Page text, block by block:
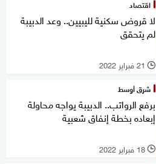
اقتصاد
لا قروض سكنية لليبيين.. وعد الدبيبة
لم يتحقق
l 21 فبراير 2022
شرق أوسط
برفع الرواتب.. الدبيبة يواجه محاولة
إبعاده بخطة إنفاق شعبية
l 18 فبراير 2022